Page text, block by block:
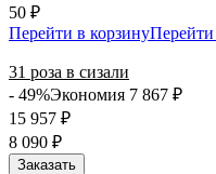
50 ₽
Перейти в корзинуПерейти
31 роза в сизали
- 49%Экономия 7 867 ₽
15 957 ₽
8 090 ₽
Заказать